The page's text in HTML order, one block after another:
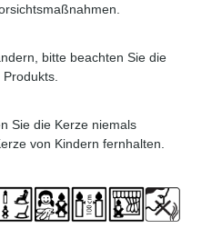
bitte beachten Sie die
Sie die Kerze niemals
von Kindern fernhalten.